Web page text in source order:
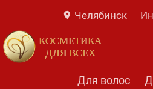
Челябинск
КОСМЕТИКА
ДЛЯ ВСЕХ
Для волос